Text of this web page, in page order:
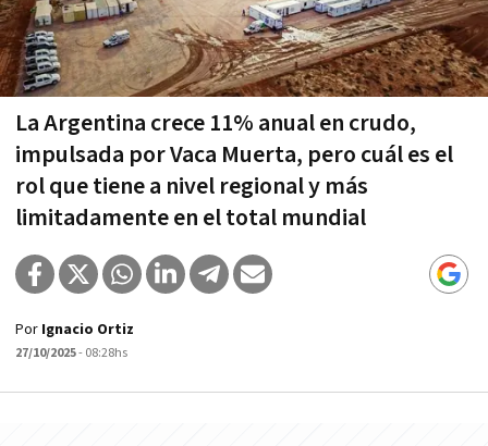
La Argentina crece 11% anual en crudo,
impulsada por Vaca Muerta, pero cuál es el
rol que tiene a nivel regional y más
limitadamente en el total mundial
Por Ignacio Ortiz
27/10/2025- 08:28hs